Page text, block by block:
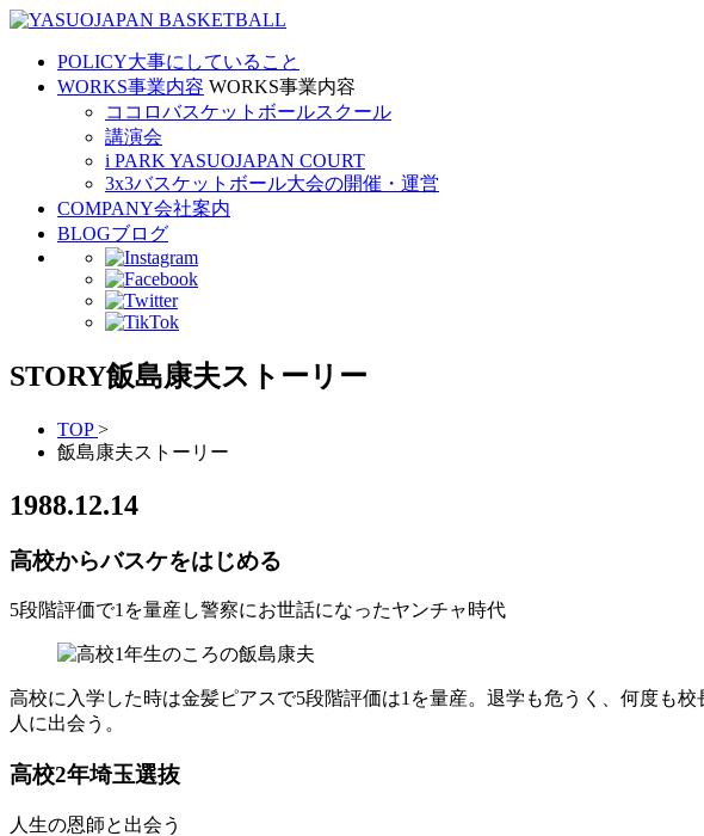
POLICY大事にしていること
WORKS事業内容 WORKS事業内容
ココロバスケットボールスクール
講演会
i PARK YASUOJAPAN COURT
3x3バスケットボール大会の開催・運営
COMPANY会社案内
BLOGブログ
STORY飯島康夫ストーリー
TOP >
飯島康夫ストーリー
1988.12.14
高校からバスケをはじめる
5段階評価で1を量産し警察にお世話になったヤンチャ時代
高校に入学した時は金髪ピアスで5段階評価は1を量産。退学も危うく、何度も
人に出会う。
高校2年埼玉選抜
人生の恩師と出会う